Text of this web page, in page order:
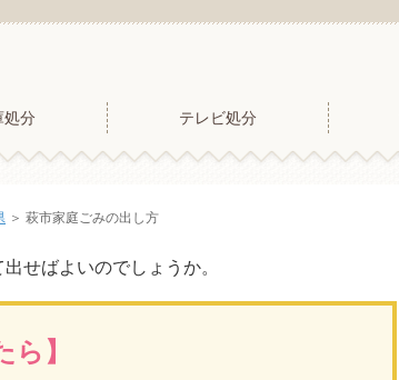
処分 テレビ処分
＞ 萩市家庭ごみの出し方
せばよいのでしょうか。
】